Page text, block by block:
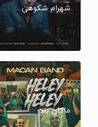
شهرام شکوهی
ماکان بند